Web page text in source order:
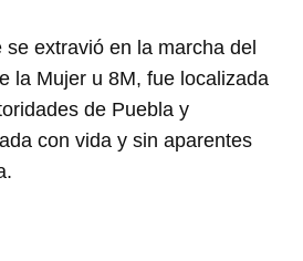
extravió en la marcha del
la Mujer u 8M, fue localizada
de Puebla y
con vida y sin aparentes